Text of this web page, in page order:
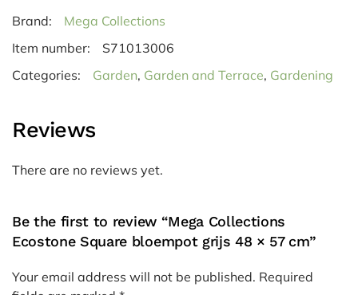
Brand:
Mega Collections
Item number:
S71013006
Categories:
Garden, Garden and Terrace, Gardening
Reviews
There are no reviews yet.
Be the first to review “Mega Collections
Ecostone Square bloempot grijs 48 × 57 cm”
Your email address will not be published. Required